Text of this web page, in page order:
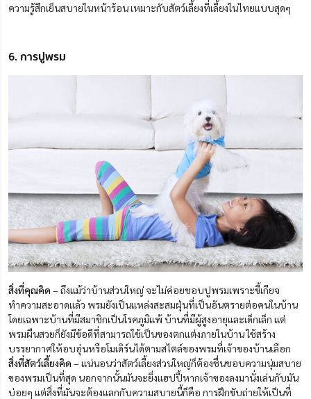
ความรู้สึกเย็นสบายในหน้าร้อน เหมาะกับสัตว์เลี้ยงที่เลี้ยงในไทยแบบสุดๆ
6. การปูพรม
สิ่งที่คุณคิด – ถึงแม้ว่าบ้านส่วนใหญ่ จะไม่ค่อยชอบปูพรมเพราะขี้เกียจ
ทำความสะอาดแล้ว พรมยังเป็นแหล่งสะสมฝุ่นที่เป็นอันตรายต่อคนในบ้าน
โดยเฉพาะบ้านที่มีสมาชิกเป็นโรคภูมิแพ้ บ้านที่มีผู้สูงอายุและเด็กเล็ก แต่
พรมผืนสวยก็ยังมีข้อดีที่สามารถใช้เป็นของตกแต่งภายในบ้าน ใช้สร้าง
บรรยากาศให้อบอุ่นหรือโมเดิร์นได้ตามสไตล์ของพรมที่เจ้าของบ้านเลือก
สิ่งที่สัตว์เลี้ยงคิด – แน่นอนว่าสัตว์เลี้ยงส่วนใหญ่ก็ต้องชื่นชอบความนุ่มสบาย
ของพรมเป็นที่สุด นอกจากนั้นมันจะยิ่งแฮปปี้หากเจ้าของลงมานั่งเล่นกับมัน
บ่อยๆ แต่สิ่งที่มันจะต้องแลกกับความสบายนี้ก็คือ การฝึกขับถ่ายให้เป็นที่